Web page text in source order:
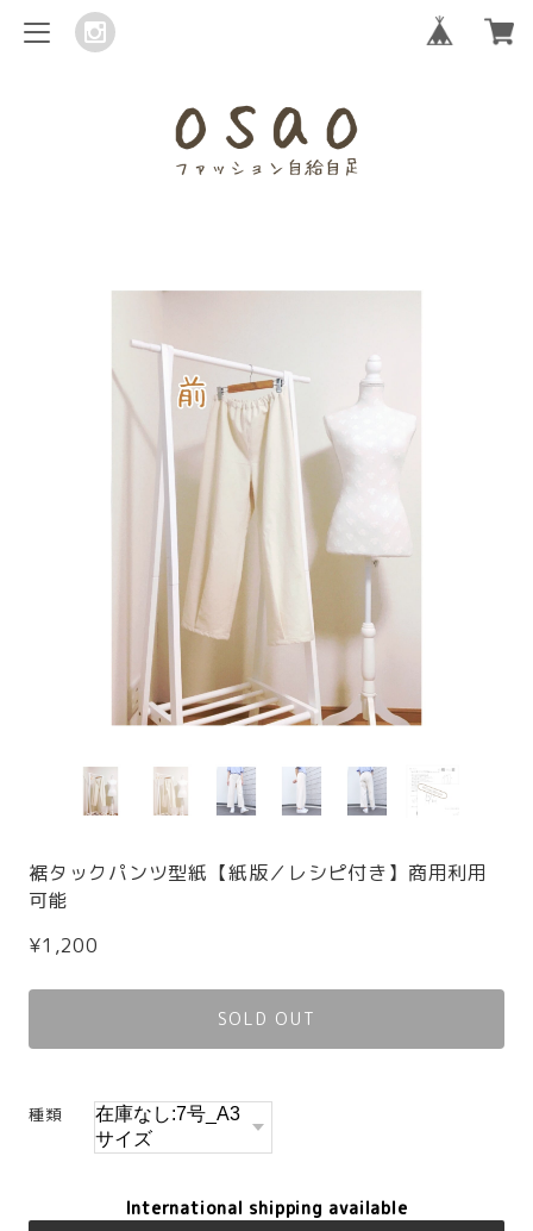
裾タックパンツ型紙【紙版／レシピ付き】商用利用
可能
¥1,200
SOLD OUT
種類
International shipping available